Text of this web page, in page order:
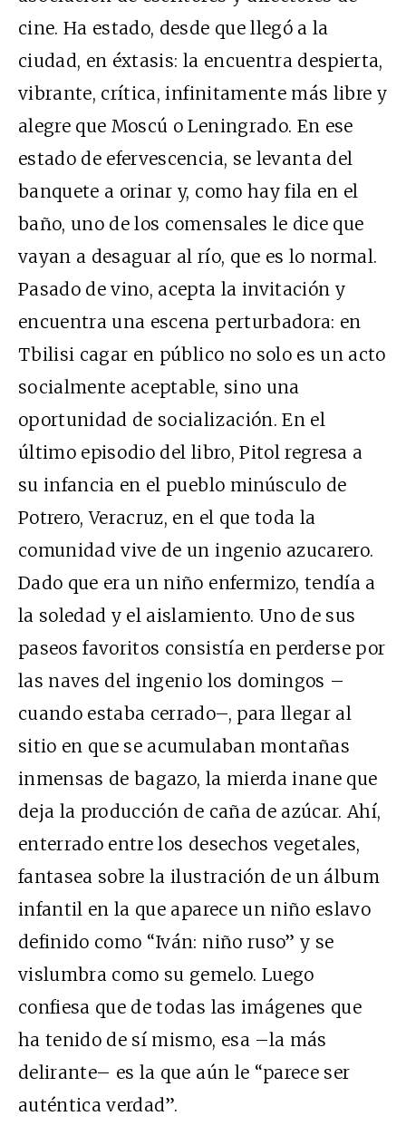
cine. Ha estado, desde que llegó a la
ciudad, en éxtasis: la encuentra despierta,
vibrante, crítica, infinitamente más libre y
alegre que Moscú o Leningrado. En ese
estado de efervescencia, se levanta del
banquete a orinar y, como hay fila en el
baño, uno de los comensales le dice que
vayan a desaguar al río, que es lo normal.
Pasado de vino, acepta la invitación y
encuentra una escena perturbadora: en
Tbilisi cagar en público no solo es un acto
socialmente aceptable, sino una
oportunidad de socialización. En el
último episodio del libro, Pitol regresa a
su infancia en el pueblo minúsculo de
Potrero, Veracruz, en el que toda la
comunidad vive de un ingenio azucarero.
Dado que era un niño enfermizo, tendía a
la soledad y el aislamiento. Uno de sus
paseos favoritos consistía en perderse por
las naves del ingenio los domingos –
cuando estaba cerrado–, para llegar al
sitio en que se acumulaban montañas
inmensas de bagazo, la mierda inane que
deja la producción de caña de azúcar. Ahí,
enterrado entre los desechos vegetales,
fantasea sobre la ilustración de un álbum
infantil en la que aparece un niño eslavo
definido como “Iván: niño ruso” y se
vislumbra como su gemelo. Luego
confiesa que de todas las imágenes que
ha tenido de sí mismo, esa –la más
delirante– es la que aún le “parece ser
auténtica verdad”.